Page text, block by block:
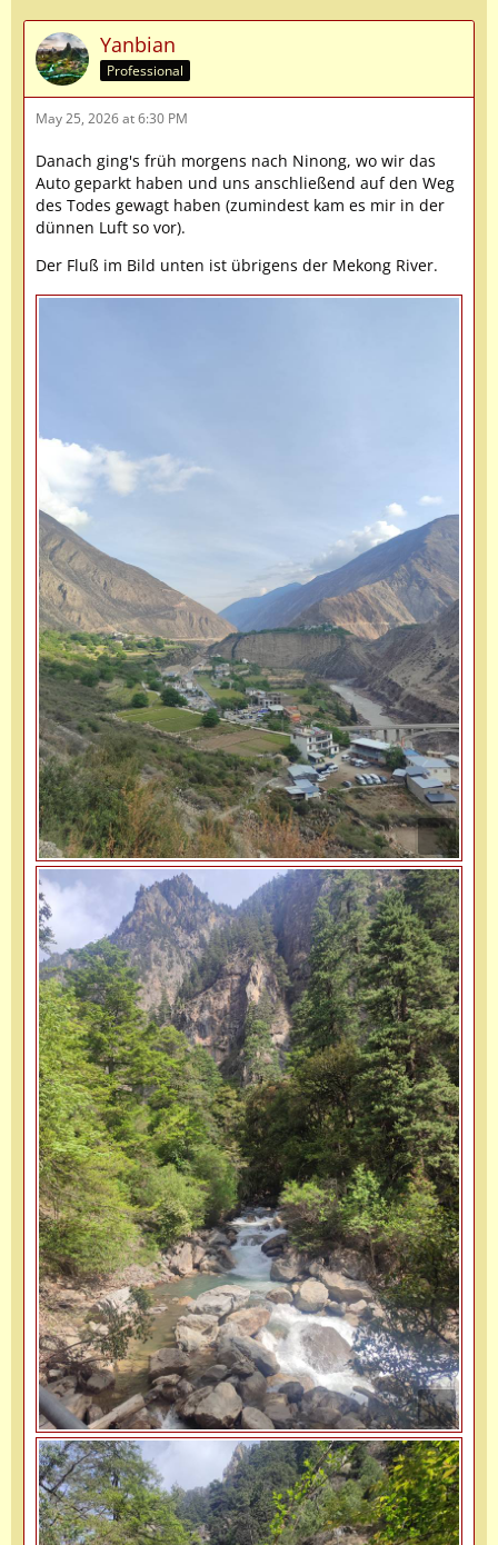
Yanbian
Professional
May 25, 2026 at 6:30 PM
Danach ging's früh morgens nach Ninong, wo wir das
Auto geparkt haben und uns anschließend auf den Weg
des Todes gewagt haben (zumindest kam es mir in der
dünnen Luft so vor).
Der Fluß im Bild unten ist übrigens der Mekong River.